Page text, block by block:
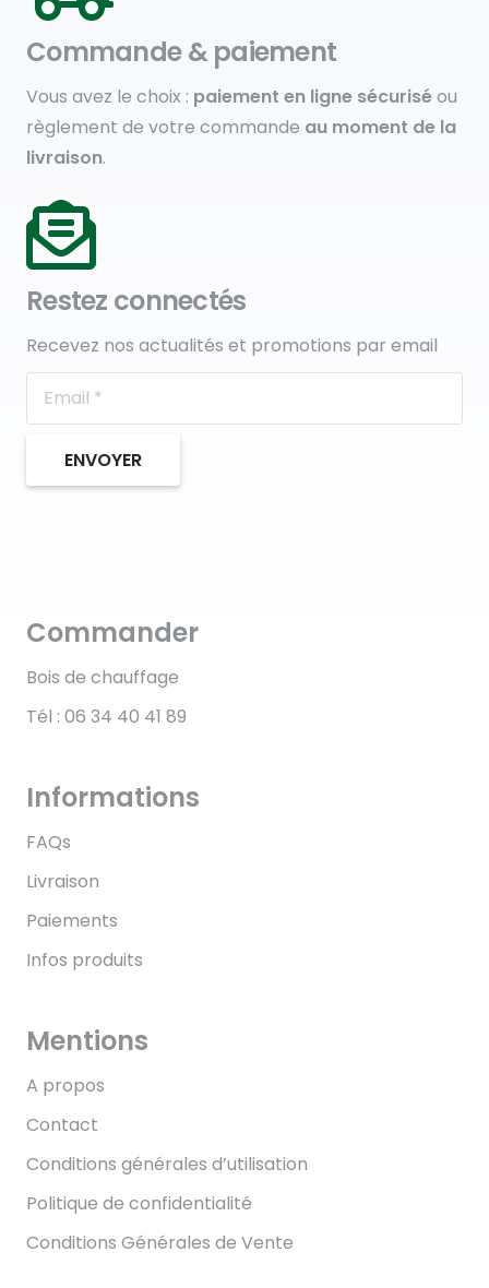
Commande & paiement
Vous avez le choix : paiement en ligne sécuriséou
règlement de votre commande au moment de la
livraison.
Restez connectés
Recevez nos actualités et promotions par email
ENVOYER
Commander
Bois de chauffage
Tél : 06 34 40 41 89
Informations
FAQs
Livraison
Paiements
Infos produits
Mentions
A propos
Contact
Conditions générales d’utilisation
Politique de confidentialité
Conditions Générales de Vente